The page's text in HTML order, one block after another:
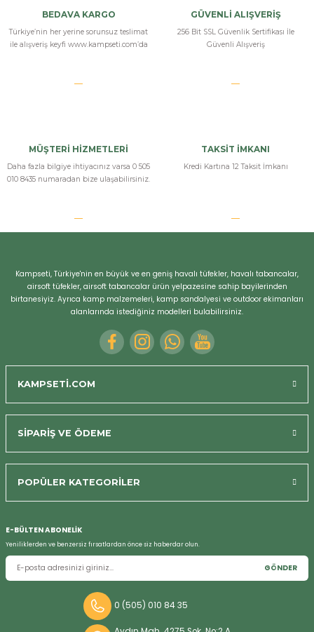
hercules 666 premium setin yanında ekstra geliyor ama ben 3 tane
daha ekledim tek pcp tüp dolumunda 120 atış sağlıyor nerdeyse o
yüzden 4 tane daha aldım ekstra mermi doldurmaya uğraşmamak
BEDAVA KARGO
Türkiye’nin her yerine sorunsuz teslimat
ile alışveriş keyfi www.kampseti.com’da
GÜVENLİ ALIŞVERİŞ
256 Bit SSL Güvenlik Sertifikası İle
Güvenli Alışveriş
MÜŞTERİ HİZMETLERİ
Daha fazla bilgiye ihtiyacınız varsa 0 505
010 8435 numaradan bize ulaşabilirsiniz.
TAKSİT İMKANI
Kredi Kartına 12 Taksit İmkanı
Kampseti, Türkiye'nin en büyük ve en geniş havalı tüfekler, havalı tabancalar,
airsoft tüfekler, airsoft tabancalar ürün yelpazesine sahip bayilerinden
birtanesiyiz. Ayrıca kamp malzemeleri, kamp sandalyesi ve outdoor ekimanları
alanlarında istediğiniz modelleri bulabilirsiniz.
KAMPSETİ.COM
SİPARİŞ VE ÖDEME
POPÜLER KATEGORİLER
E-BÜLTEN ABONELİK
Yeniliklerden ve benzersiz fırsatlardan önce siz haberdar olun.
GÖNDER
0 (505) 010 84 35